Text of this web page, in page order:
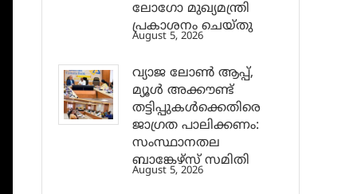
ലോഗോ മുഖ്യമന്ത്രി
പ്രകാശനം ചെയ്തു
August 5, 2026
വ്യാജ ലോൺ ആപ്പ്,
മ്യൂൾ അക്കൗണ്ട്
തട്ടിപ്പുകൾക്കെതിരെ
ജാ​ഗ്രത പാലിക്കണം:
സംസ്ഥാനതല
ബാങ്കേഴ്സ് സമിതി
August 5, 2026